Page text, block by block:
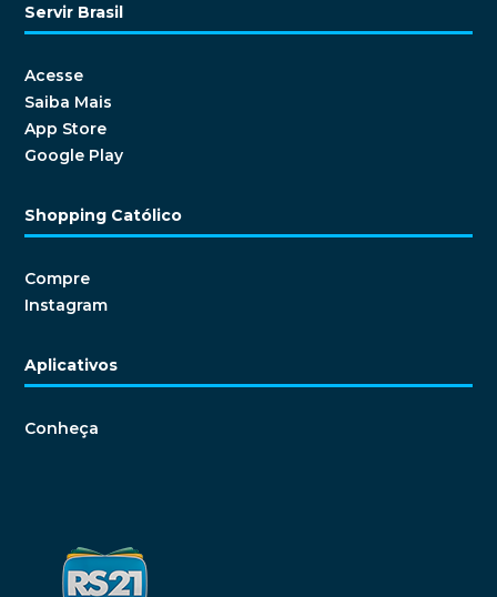
Servir Brasil
Acesse
Saiba Mais
App Store
Google Play
Shopping Católico
Compre
Instagram
Aplicativos
Conheça